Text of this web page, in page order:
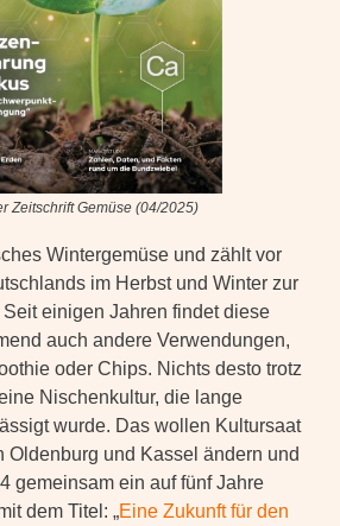
Zeitschrift Gemüse (04/2025)
Wintergemüse und zählt vor
im Herbst und Winter zur
einigen Jahren findet diese
auch andere Verwendungen,
oder Chips. Nichts desto trotz
Nischenkultur, die lange
wurde. Das wollen Kultursaat
Oldenburg und Kassel ändern und
gemeinsam ein auf fünf Jahre
dem Titel: „Eine Zukunft für den